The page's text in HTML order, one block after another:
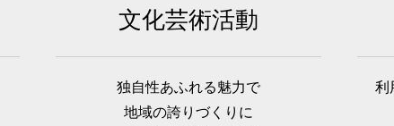
文化芸術活動
独自性あふれる魅力で
地域の誇りづくりに
利